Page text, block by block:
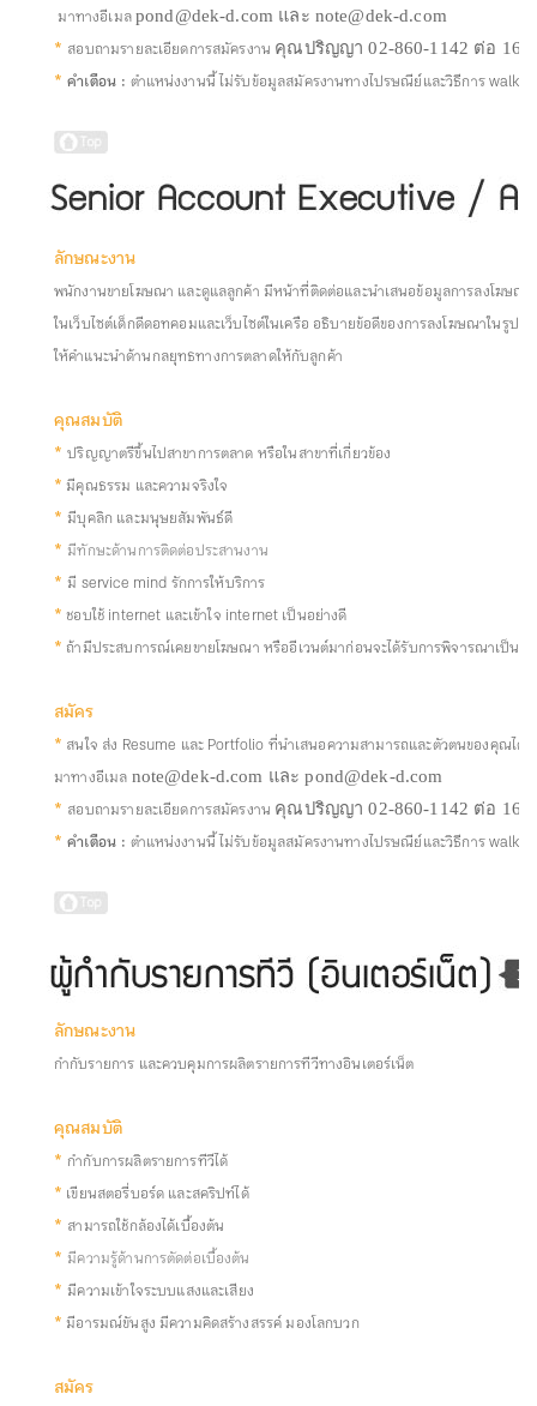
มาทางอีเมลpond@dek-d.com และ note@dek-d.com
* สอบถามรายละเอียดการสมัครงาน คุณปริญญา 02-860-1142 ต่อ 16
*คำเตือน : ตำแหน่งงานนี้ ไม่รับข้อมูลสมัครงานทางไปรษณีย์และวิธีการ walk-
ลักษณะงาน
พนักงานขายโฆษณา และดูแลลูกค้า มีหน้าที่ติดต่อและนำเสนอข้อมูลการลงโฆษณา
ในเว็บไซต์เด็กดีดอทคอมและเว็บไซต์ในเครือ อธิบายข้อดีของการลงโฆษณาในรูปแ
ให้คำแนะนำด้านกลยุทธทางการตลาดให้กับลูกค้า
คุณสมบัติ
*ปริญญาตรีขึ้นไปสาขาการตลาด หรือในสาขาที่เกี่ยวข้อง
*มีคุณธรรม และความจริงใจ
*มีบุคลิก และมนุษยสัมพันธ์ดี
*มีทักษะด้านการติดต่อประสานงาน
*มี service mind รักการให้บริการ
*ชอบใช้ internet และเข้าใจ internet เป็นอย่างดี
*ถ้ามีประสบการณ์เคยขายโฆษณา หรืออีเวนต์มาก่อนจะได้รับการพิจารณาเป็นพิ
สมัคร
* สนใจ ส่ง Resume และ Portfolio ที่นำเสนอความสามารถและตัวตนของคุณได้
มาทางอีเมล note@dek-d.com และ pond@dek-d.com
* สอบถามรายละเอียดการสมัครงาน คุณปริญญา 02-860-1142 ต่อ 16
*คำเตือน : ตำแหน่งงานนี้ ไม่รับข้อมูลสมัครงานทางไปรษณีย์และวิธีการ walk-
ลักษณะงาน
กำกับรายการ และควบคุมการผลิตรายการทีวีทางอินเตอร์เน็ต
คุณสมบัติ
* กำกับการผลิตรายการทีวีได้
* เขียนสตอรี่บอร์ด และสคริปท์ได้
* สามารถใช้กล้องได้เบื้องต้น
*มีความรู้ด้านการตัดต่อเบื้องต้น
*มีความเข้าใจระบบแสงและเสียง
*มีอารมณ์ขันสูง มีความคิดสร้างสรรค์ มองโลกบวก
สมัคร